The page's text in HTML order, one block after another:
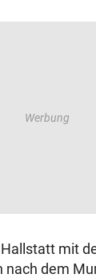
mit
nach dem